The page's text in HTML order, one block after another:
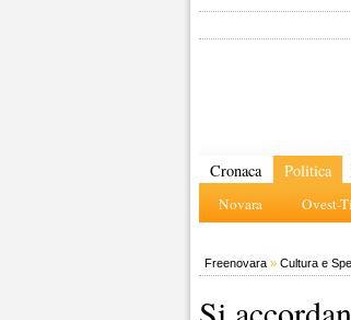
Cronaca Politica
Novara Ovest-
Freenovara » Cultura e